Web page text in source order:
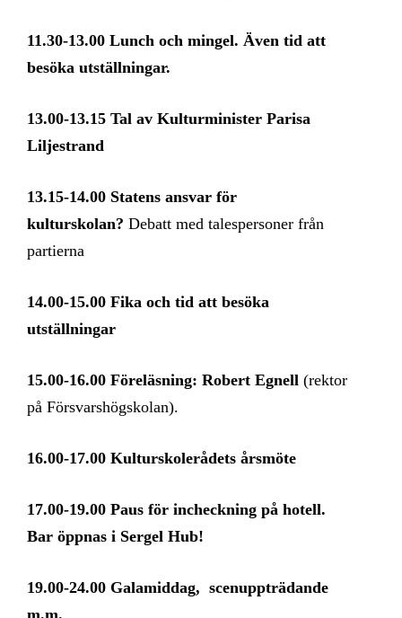
11.30-13.00 Lunch och mingel. Även tid att
besöka utställningar.
13.00-13.15 Tal av Kulturminister Parisa
Liljestrand
13.15-14.00 Statens ansvar för
kulturskolan? Debatt med talespersoner från
partierna
14.00-15.00 Fika och tid att besöka
utställningar
15.00-16.00 Föreläsning: Robert Egnell (rektor
på Försvarshögskolan).
16.00-17.00 Kulturskolerådets årsmöte
17.00-19.00 Paus för incheckning på hotell.
Bar öppnas i Sergel Hub!
19.00-24.00 Galamiddag, scenuppträdande
m.m.